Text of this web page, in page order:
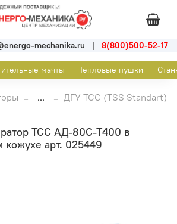
mechanika.ru | 8(800)500-52-17
мачты Тепловые пушки
... ДГУ ТСС (TSS Standart)
ТСС АД-80С-Т400 в
кожухе арт. 025449